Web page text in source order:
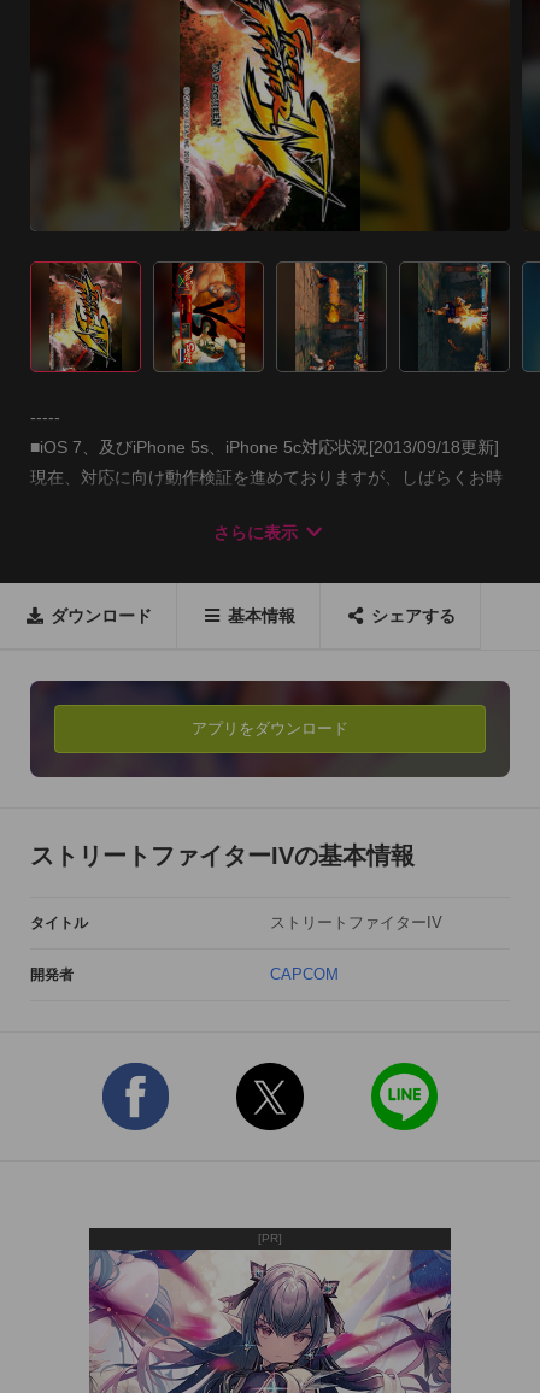
-----
■iOS 7、及びiPhone 5s、iPhone 5c対応状況[2013/09/18更新]
現在、対応に向け動作検証を進めておりますが、しばらくお時
対応が完了するまでの間、iOS7、及びiPhone 5s、iPhone 5cは
リュウの永遠の宿敵サガットを無料アップデートで大追加!!
また、「二人対戦」以外に、遂に「乱入対戦」が可能に!!
対戦を楽しんでもらえるアップデートです。
※試合中のBGM・ボイスが「ストリートファイターII」に変わ
るだけでゲームプレイは変化しません。「こだわりの方」のみ
※iPod touch ユーザーの方は、BGMの購入にはWi-Fi環境が必
も対戦できる。
遂に「乱入対戦」が可能に!!
す。対戦することで交換可能です。
◇タッチパッドで自由自在に「しょーりゅーけん」!。
カプコン独自のビジュアルパッドテクノロジーにより、ゲーム
センターと変わらない操作性を実現。
自由なカスタマイズで、簡単操作もこだわりの操作もおもいの
さらに表示
ダウンロード 基本情報 シェアする
アプリをダウンロード
ストリートファイターIVの基本情報
タイトル ストリートファイターIV
開発者 CAPCOM
[PR]